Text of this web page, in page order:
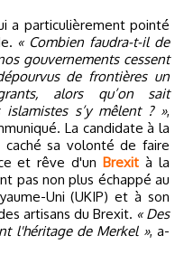
a particulièrement pointé
« Combien faudra-t-il de
gouvernements cessent
de frontières un
alors qu’on sait
s’y mêlent ? »,
La candidate à la
caché sa volonté de faire
et rêve d'unBrexit à la
pas non plus échappé au
Uni (UKIP) et à son
artisans du Brexit. « Des
l'héritage de Merkel », a-